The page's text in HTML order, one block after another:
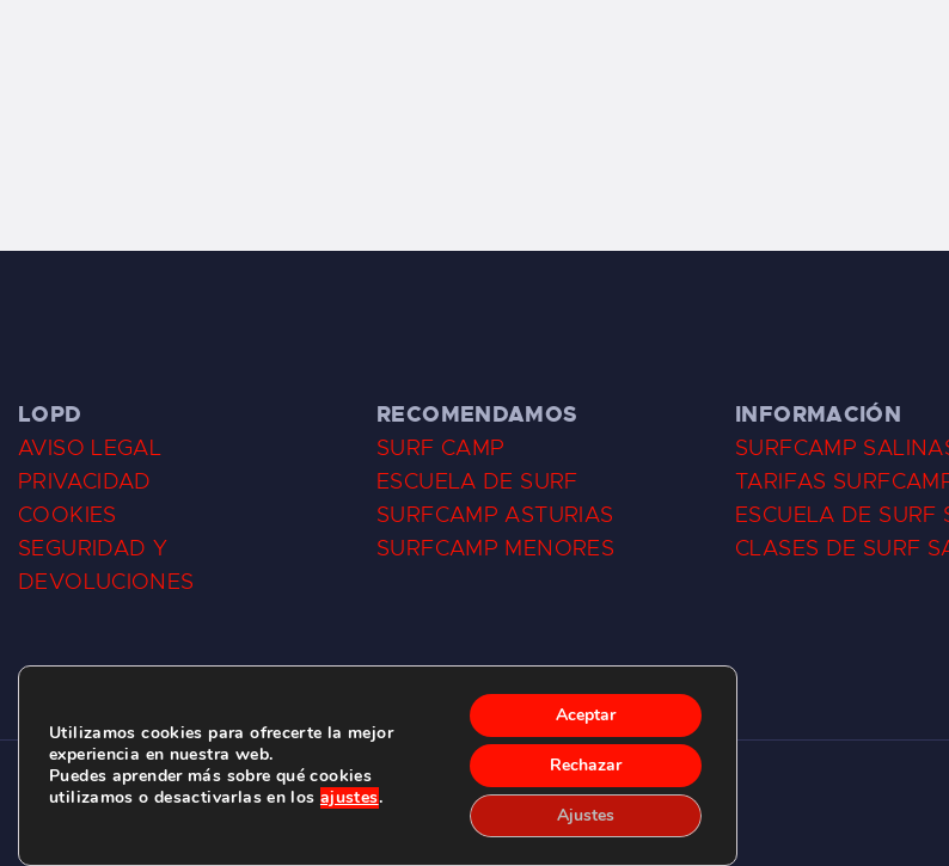
LOPD
AVISO LEGAL
PRIVACIDAD
COOKIES
SEGURIDAD Y
DEVOLUCIONES
RECOMENDAMOS
SURF CAMP
ESCUELA DE SURF
SURFCAMP ASTURIAS
SURFCAMP MENORES
INFORMACIÓN
SURFCAMP
TARIFAS
ESCUELA DE SURF
CLASES DE SURF
CLUB DE SURF LAS DUNAS ©2026.
C/ BERNARDO ÁLVAREZ GALAN 1, SALINAS (ASTURIAS)
Utilizamos cookies para ofrecerte la mejor
experiencia en nuestra web.
Puedes aprender más sobre qué cookies
utilizamos o desactivarlas en los ajustes.
Aceptar
Rechazar
Ajustes